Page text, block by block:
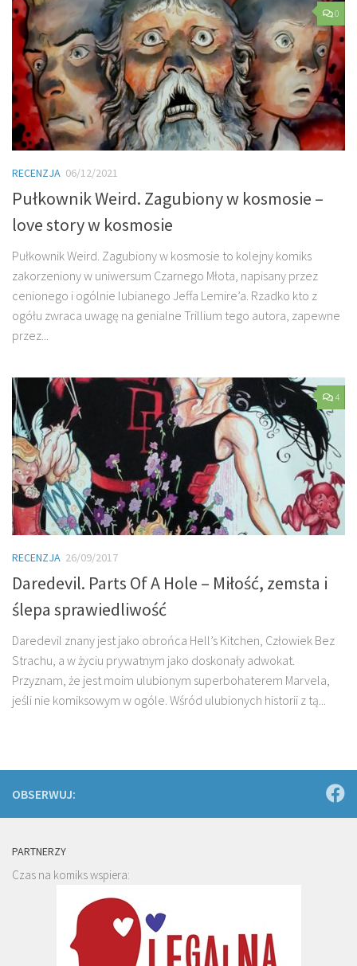
0
RECENZJA 06/12/2021
Pułkownik Weird. Zagubiony w kosmosie –
love story w kosmosie
Pułkownik Weird. Zagubiony w kosmosie to kolejny komiks
zakorzeniony w uniwersum Czarnego Młota, napisany przez
cenionego i ogólnie lubianego Jeffa Lemire’a. Rzadko kto z
ogółu zwraca uwagę na genialne Trillium tego autora, zapewne
przez...
4
RECENZJA 26/09/2017
Daredevil. Parts Of A Hole – Miłość, zemsta i
ślepa sprawiedliwość
Daredevil znany jest jako obrońca Hell’s Kitchen, Człowiek Bez
Strachu, a w życiu prywatnym jako doskonały adwokat.
Przyznam, że jest moim ulubionym superbohaterem Marvela,
jeśli nie komiksowym w ogóle. Wśród ulubionych historii z tą...
OBSERWUJ:
PARTNERZY
Czas na komiks wspiera: